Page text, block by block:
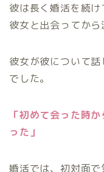
彼は長く婚活を続け
彼女と出会ってから
彼女が彼について
でした。
「初めて会った時
った」
婚活では、初対面